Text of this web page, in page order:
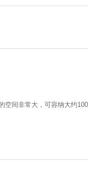
间非常大，可容纳大约